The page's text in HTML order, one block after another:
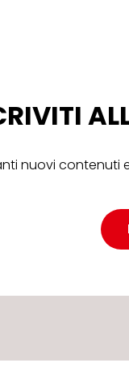
nuovi contenuti